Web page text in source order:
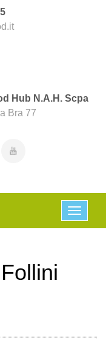
Hub N.A.H. Scpa
Bra 77